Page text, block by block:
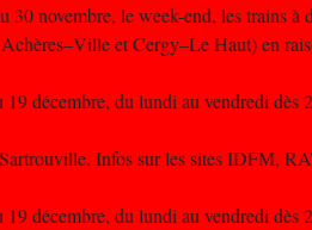
30 novembre, le week-end, les trains
et Cergy–Le Haut) en
19 décembre, du lundi au vendredi
Infos sur les sites IDFM,
19 décembre, du lundi au vendredi